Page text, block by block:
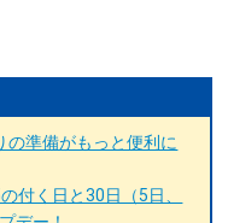
の準備がもっと便利に
付く日と30日（5日、